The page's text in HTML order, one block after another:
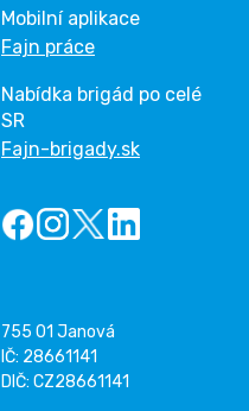
Mobilní aplikace
Fajn práce
Nabídka brigád po celé
SR
Fajn-brigady.sk
755 01 Janová
IČ: 28661141
DIČ: CZ28661141